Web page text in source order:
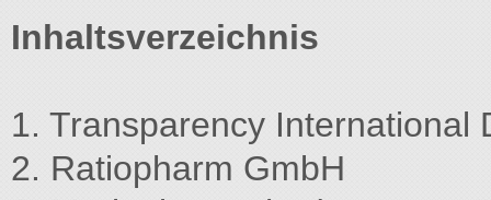
Inhaltsverzeichnis
1. Transparency International
2. Ratiopharm GmbH